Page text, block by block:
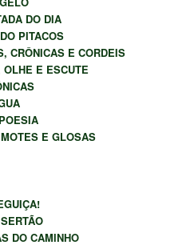
DO DIA
PITACOS
CRÔNICAS E CORDEIS
OLHE E ESCUTE
E GLOSAS
DO CAMINHO